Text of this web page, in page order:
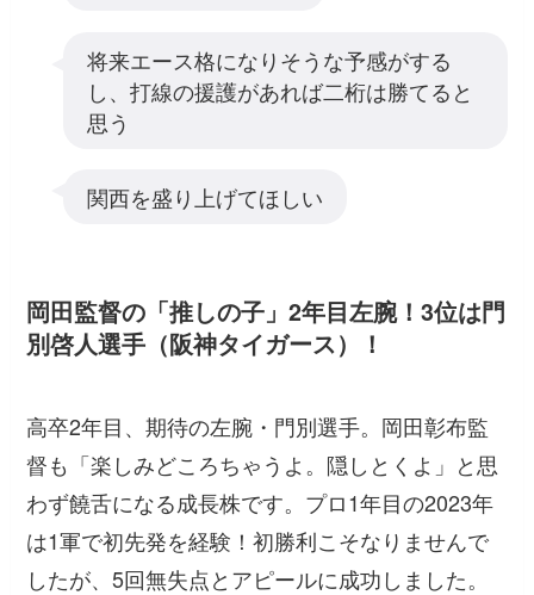
将来エース格になりそうな予感がする
し、打線の援護があれば二桁は勝てると
思う
関西を盛り上げてほしい
岡田監督の「推しの子」2年目左腕！3位は門
別啓人選手（阪神タイガース）！
高卒2年目、期待の左腕・門別選手。岡田彰布監
督も「楽しみどころちゃうよ。隠しとくよ」と思
わず饒舌になる成長株です。プロ1年目の2023年
は1軍で初先発を経験！初勝利こそなりませんで
したが、5回無失点とアピールに成功しました。